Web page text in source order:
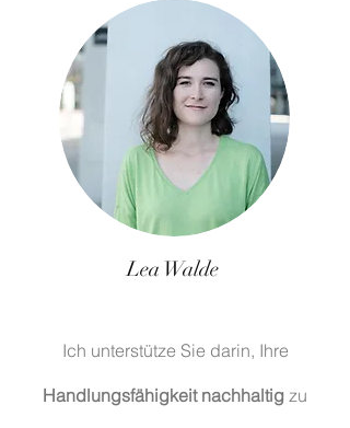
Lea Walde
Ich unterstütze Sie darin, Ihre
Handlungsfähigkeit nachhaltig zu